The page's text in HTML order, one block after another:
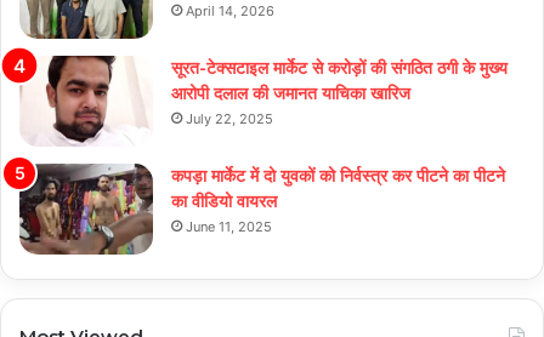
April 14, 2026
सूरत-टेक्सटाइल मार्केट से करोड़ों की संगठित ठगी के मुख्य
आरोपी दलाल की जमानत याचिका खारिज
July 22, 2025
कपड़ा मार्केट में दो युवकों को निर्वस्त्र कर पीटने का पीटने
का वीडियो वायरल
June 11, 2025